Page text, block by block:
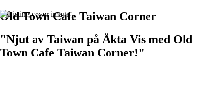
Old Town Cafe Taiwan Corner
"Njut av Taiwan på Äkta Vis med Old
Town Cafe Taiwan Corner!"